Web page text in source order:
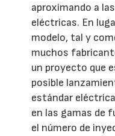
aproximando a
eléctricas. En
modelo, tal y
muchos
un proyecto que
posible
estándar
en las gamas de
el número de